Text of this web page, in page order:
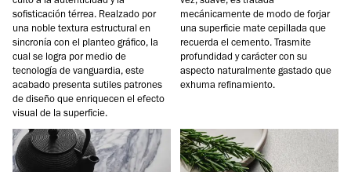
sofisticación térrea. Realzado por
una noble textura estructural en
sincronía con el planteo gráfico, la
cual se logra por medio de
tecnología de vanguardia, este
acabado presenta sutiles patrones
de diseño que enriquecen el efecto
visual de la superficie.
mecánicamente de modo de forjar
una superficie mate cepillada que
recuerda el cemento. Trasmite
profundidad y carácter con su
aspecto naturalmente gastado que
exhuma refinamiento.